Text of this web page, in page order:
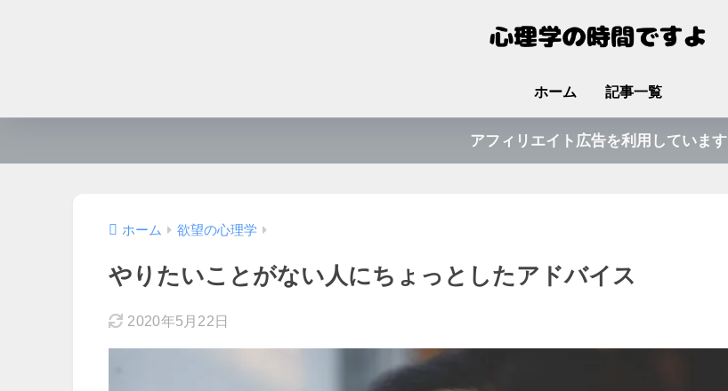
ホーム 記事一覧
アフィリエイト広告を利用しています
ホーム 欲望の心理学
やりたいことがない人にちょっとしたアドバイス
2020年5月22日